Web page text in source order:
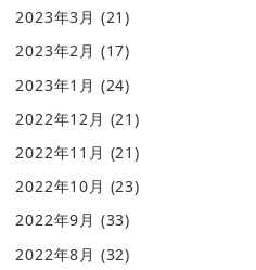
2023年3月 (21)
2023年2月 (17)
2023年1月 (24)
2022年12月 (21)
2022年11月 (21)
2022年10月 (23)
2022年9月 (33)
2022年8月 (32)